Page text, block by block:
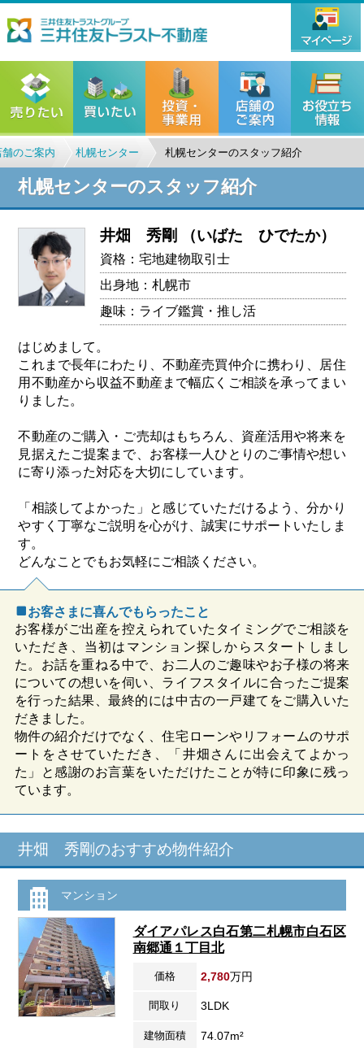
舗のご案内 札幌センター 札幌センターのスタッフ紹介
札幌センターのスタッフ紹介
井畑 秀剛 （いばた ひでたか）
資格：宅地建物取引士
出身地：札幌市
趣味：ライブ鑑賞・推し活
はじめまして。
これまで長年にわたり、不動産売買仲介に携わり、居住
用不動産から収益不動産まで幅広くご相談を承ってまい
りました。
不動産のご購入・ご売却はもちろん、資産活用や将来を
見据えたご提案まで、お客様一人ひとりのご事情や想い
に寄り添った対応を大切にしています。
「相談してよかった」と感じていただけるよう、分かり
やすく丁寧なご説明を心がけ、誠実にサポートいたしま
す。
どんなことでもお気軽にご相談ください。
お客さまに喜んでもらったこと
お客様がご出産を控えられていたタイミングでご相談を
いただき、当初はマンション探しからスタートしまし
た。お話を重ねる中で、お二人のご趣味やお子様の将来
についての想いを伺い、ライフスタイルに合ったご提案
を行った結果、最終的には中古の一戸建てをご購入いた
だきました。
物件の紹介だけでなく、住宅ローンやリフォームのサポ
ートをさせていただき、「井畑さんに出会えてよかっ
た」と感謝のお言葉をいただけたことが特に印象に残っ
ています。
井畑 秀剛のおすすめ物件紹介
マンション
ダイアパレス白石第二札幌市白石区
南郷通１丁目北
価格 2,780万円
間取り 3LDK
建物面積 74.07m²